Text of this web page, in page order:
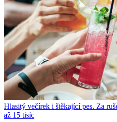
Hlasitý večírek i štěkající pes. Za
až 15 tisíc